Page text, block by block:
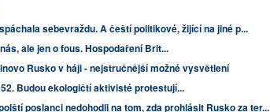
sebevraždu. A čeští politikové, žijící na jiné p...
ale jen o fous. Hospodaření Brit...
Rusko v háji - nejstručnější možné vysvětlení
Budou ekologičtí aktivisté protestují...
poslanci nedohodli na tom, zda prohlásit Rusko za ter...